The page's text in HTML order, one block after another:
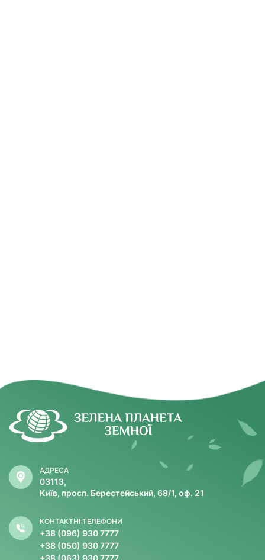
АДРЕСА
03113,
Київ, просп. Берестейський, 68/1, оф. 21
КОНТАКТНІ ТЕЛЕФОНИ
+38 (096) 930 7777
+38 (050) 930 7777
+38 (063) 930 7777